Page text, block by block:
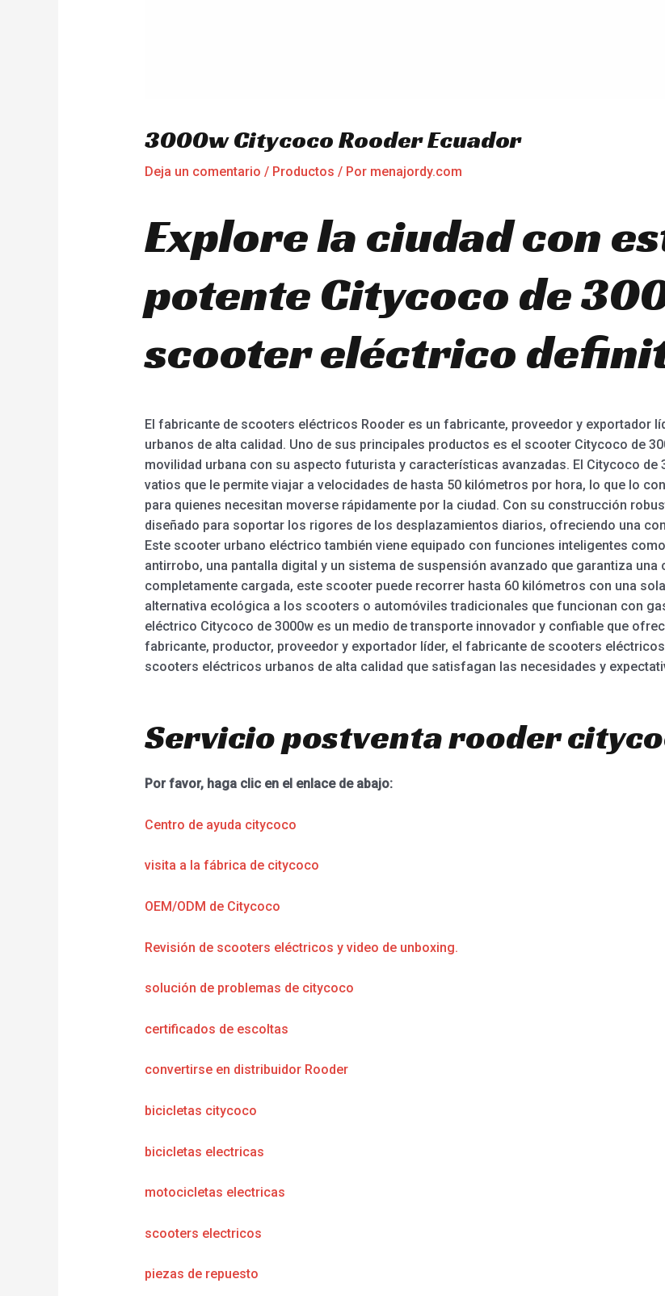
3000w Citycoco Rooder Ecuador
Deja un comentario / Productos / Por menajordy.com
Explore la ciudad con
potente Citycoco de
scooter eléctrico
El fabricante de scooters eléctricos Rooder es un fabricante, proveedor y exportador
urbanos de alta calidad. Uno de sus principales productos es el scooter Citycoco de
movilidad urbana con su aspecto futurista y características avanzadas. El Citycoco de
vatios que le permite viajar a velocidades de hasta 50 kilómetros por hora, lo que lo
para quienes necesitan moverse rápidamente por la ciudad. Con su construcción
diseñado para soportar los rigores de los desplazamientos diarios, ofreciendo una
Este scooter urbano eléctrico también viene equipado con funciones inteligentes
antirrobo, una pantalla digital y un sistema de suspensión avanzado que garantiza
completamente cargada, este scooter puede recorrer hasta 60 kilómetros con una
alternativa ecológica a los scooters o automóviles tradicionales que funcionan con
eléctrico Citycoco de 3000w es un medio de transporte innovador y confiable que
fabricante, productor, proveedor y exportador líder, el fabricante de scooters
scooters eléctricos urbanos de alta calidad que satisfagan las necesidades y
Servicio postventa rooder
Por favor, haga clic en el enlace de abajo:
Centro de ayuda citycoco
visita a la fábrica de citycoco
OEM/ODM de Citycoco
Revisión de scooters eléctricos y video de unboxing.
solución de problemas de citycoco
certificados de escoltas
convertirse en distribuidor Rooder
bicicletas citycoco
bicicletas electricas
motocicletas electricas
scooters electricos
piezas de repuesto